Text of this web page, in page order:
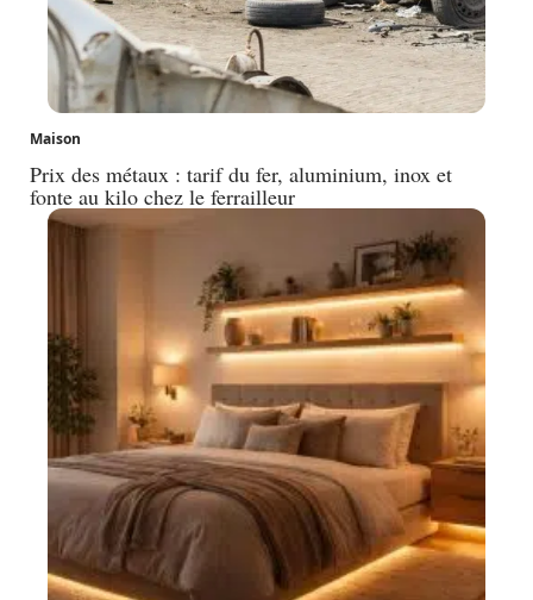
Maison
Prix des métaux : tarif du fer, aluminium, inox et
fonte au kilo chez le ferrailleur